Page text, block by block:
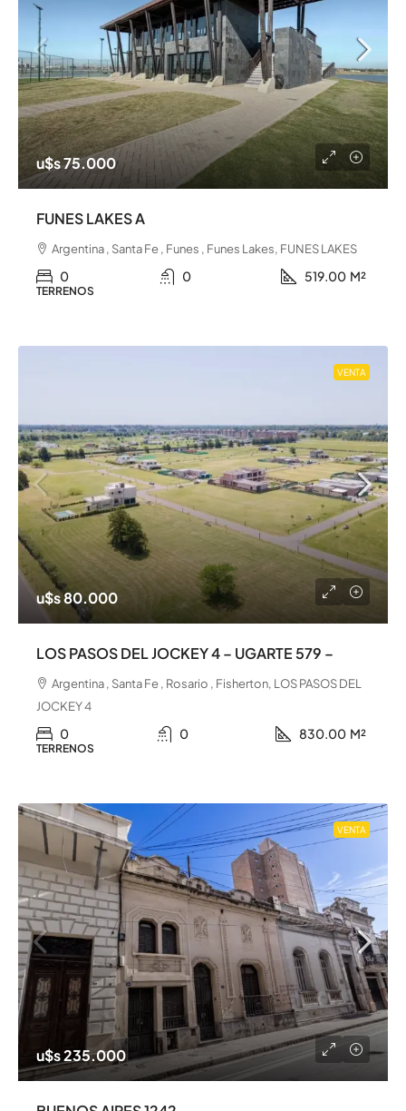
u$s 75.000
FUNES LAKES A
Argentina , Santa Fe , Funes , Funes Lakes, FUNES LAKES
0 0 519.00 M²
TERRENOS
VENTA
u$s 80.000
LOS PASOS DEL JOCKEY 4 – UGARTE 579 –
Argentina , Santa Fe , Rosario , Fisherton, LOS PASOS DEL
JOCKEY 4
0 0 830.00 M²
TERRENOS
VENTA
u$s 235.000